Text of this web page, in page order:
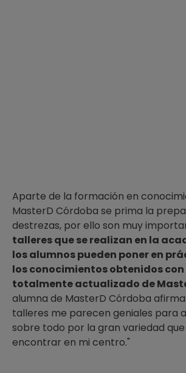
Aparte de la formación en
MasterD Córdoba se prima la
destrezas, por ello son muy
talleres que se realizan en la
los alumnos pueden poner en
los conocimientos obtenidos
totalmente actualizado de
alumna de MasterD Córdoba afirma:
talleres me parecen geniales para
sobre todo por la gran variedad
encontrar en mi centro."